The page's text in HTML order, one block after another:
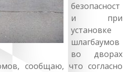
безопасност
и при
установке
шлагбаумов
во дворах
сообщаю, что согласно